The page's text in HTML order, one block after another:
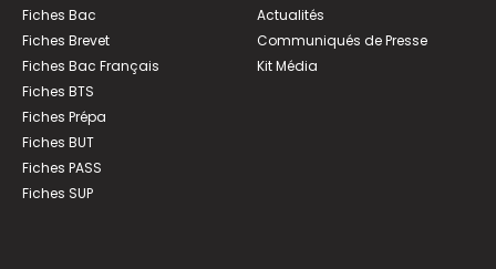
Fiches Bac
Fiches Brevet
Fiches Bac Français
Fiches BTS
Fiches Prépa
Fiches BUT
Fiches PASS
Fiches SUP
Actualités
Communiqués de Presse
Kit Média